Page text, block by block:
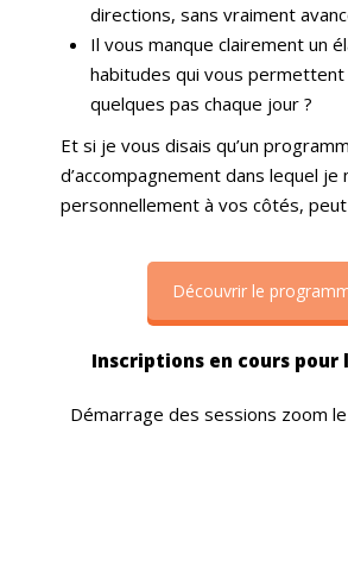
directions, sans vraiment
Il vous manque clairement un
habitudes qui vous
quelques pas chaque jour ?
Et si je vous disais qu’un
d’accompagnement dans lequel je
personnellement à vos côtés,
Découvrir le
Inscriptions en cours pour
Démarrage des sessions zoom